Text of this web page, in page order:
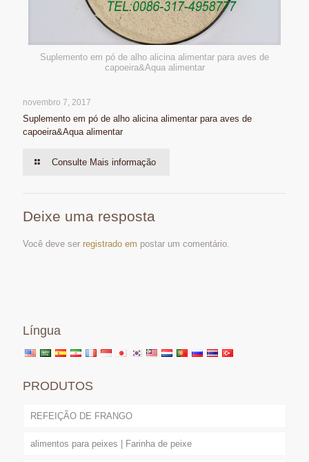
Suplemento em pó de alho alicina alimentar para aves de
capoeira&Aqua alimentar
novembro 7, 2017
Suplemento em pó de alho alicina alimentar para aves de
capoeira&Aqua alimentar
Consulte Mais informação
Deixe uma resposta
Você deve ser registrado em postar um comentário.
Língua
PRODUTOS
REFEIÇÃO DE FRANGO
alimentos para peixes | Farinha de peixe